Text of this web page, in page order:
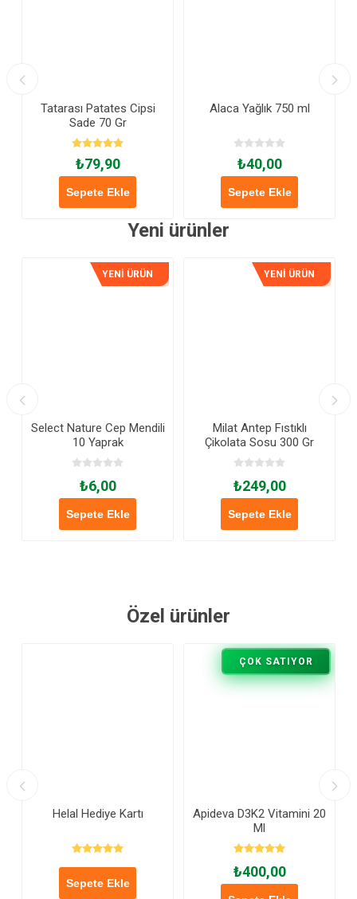
Tatarası Patates Cipsi
Sade 70 Gr
₺79,90
Sepete Ekle
Alaca Yağlık 750 ml
₺40,00
Sepete Ekle
Yeni ürünler
YENİ ÜRÜN
Select Nature Cep Mendili
10 Yaprak
₺6,00
Sepete Ekle
YENİ ÜRÜN
Milat Antep Fıstıklı
Çikolata Sosu 300 Gr
₺249,00
Sepete Ekle
Özel ürünler
Helal Hediye Kartı
Sepete Ekle
ÇOK SATIYOR
Apideva D3K2 Vitamini 20
Ml
₺400,00